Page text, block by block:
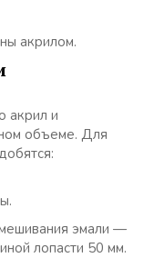
акрилом.
акрил и
объеме. Для
эмали —
лопасти 50 мм.